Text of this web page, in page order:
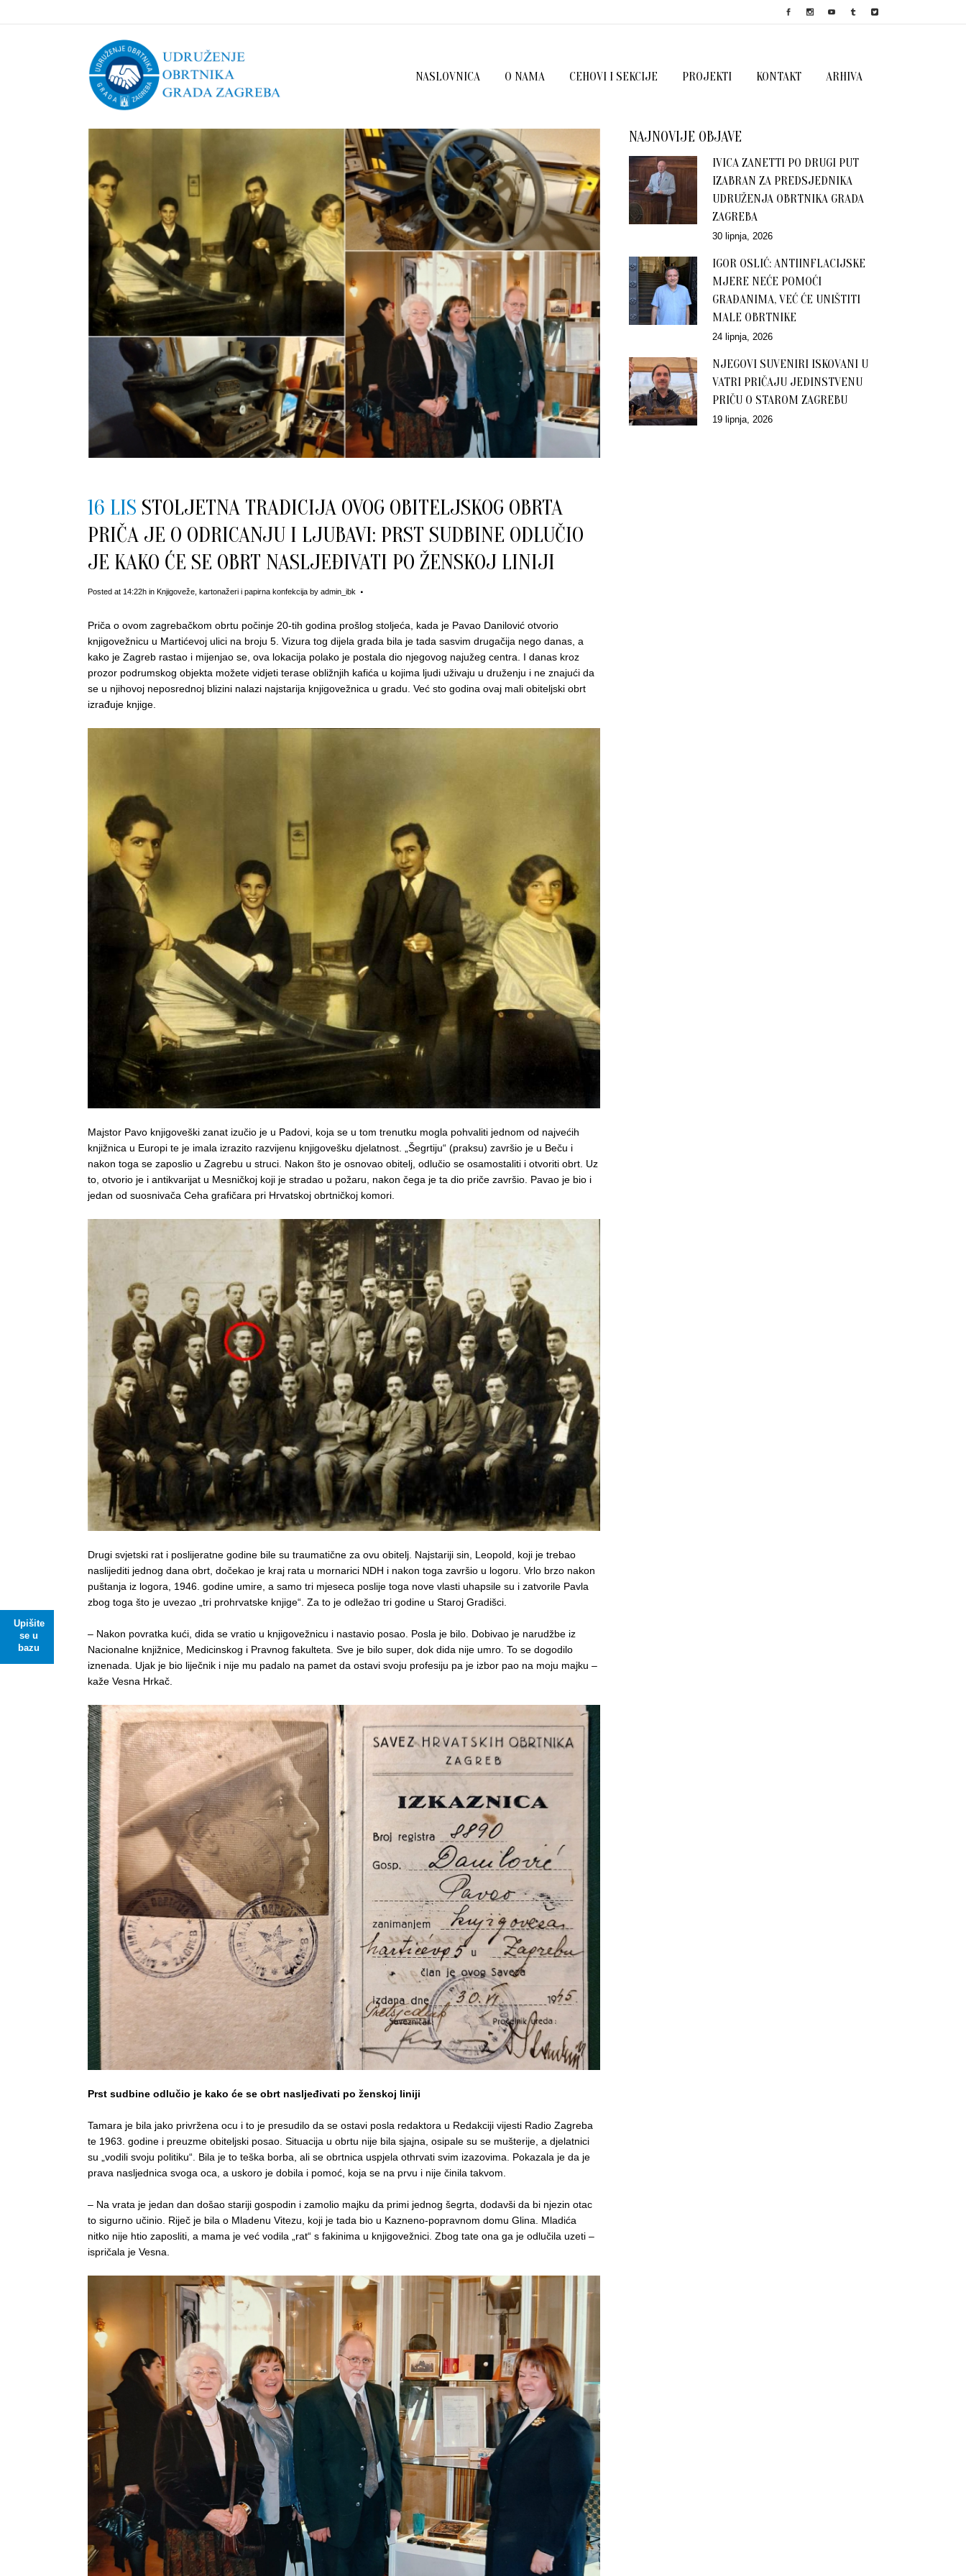
NASLOVNICA O NAMA CEHOVI I SEKCIJE PROJEKTI KONTAKT ARHIVA
Upišite
se u
bazu
16 LIS STOLJETNA TRADICIJA OVOG OBITELJSKOG OBRTA
PRIČA JE O ODRICANJU I LJUBAVI: PRST SUDBINE ODLUČIO
JE KAKO ĆE SE OBRT NASLJEĐIVATI PO ŽENSKOJ LINIJI
Posted at 14:22h in Knjigoveže, kartonažeri i papirna konfekcija by admin_ibk
Priča o ovom zagrebačkom obrtu počinje 20-tih godina prošlog stoljeća, kada je Pavao Danilović otvorio
knjigovežnicu u Martićevoj ulici na broju 5. Vizura tog dijela grada bila je tada sasvim drugačija nego danas, a
kako je Zagreb rastao i mijenjao se, ova lokacija polako je postala dio njegovog najužeg centra. I danas kroz
prozor podrumskog objekta možete vidjeti terase obližnjih kafića u kojima ljudi uživaju u druženju i ne znajući da
se u njihovoj neposrednoj blizini nalazi najstarija knjigovežnica u gradu. Već sto godina ovaj mali obiteljski obrt
izrađuje knjige.
Majstor Pavo knjigoveški zanat izučio je u Padovi, koja se u tom trenutku mogla pohvaliti jednom od najvećih
knjižnica u Europi te je imala izrazito razvijenu knjigovešku djelatnost. „Šegrtiju“ (praksu) završio je u Beču i
nakon toga se zaposlio u Zagrebu u struci. Nakon što je osnovao obitelj, odlučio se osamostaliti i otvoriti obrt. Uz
to, otvorio je i antikvarijat u Mesničkoj koji je stradao u požaru, nakon čega je ta dio priče završio. Pavao je bio i
jedan od suosnivača Ceha grafičara pri Hrvatskoj obrtničkoj komori.
Drugi svjetski rat i poslijeratne godine bile su traumatične za ovu obitelj. Najstariji sin, Leopold, koji je trebao
naslijediti jednog dana obrt, dočekao je kraj rata u mornarici NDH i nakon toga završio u logoru. Vrlo brzo nakon
puštanja iz logora, 1946. godine umire, a samo tri mjeseca poslije toga nove vlasti uhapsile su i zatvorile Pavla
zbog toga što je uvezao „tri prohrvatske knjige“. Za to je odležao tri godine u Staroj Gradišci.
– Nakon povratka kući, dida se vratio u knjigovežnicu i nastavio posao. Posla je bilo. Dobivao je narudžbe iz
Nacionalne knjižnice, Medicinskog i Pravnog fakulteta. Sve je bilo super, dok dida nije umro. To se dogodilo
iznenada. Ujak je bio liječnik i nije mu padalo na pamet da ostavi svoju profesiju pa je izbor pao na moju majku –
kaže Vesna Hrkač.
Prst sudbine odlučio je kako će se obrt nasljeđivati po ženskoj liniji
Tamara je bila jako privržena ocu i to je presudilo da se ostavi posla redaktora u Redakciji vijesti Radio Zagreba
te 1963. godine i preuzme obiteljski posao. Situacija u obrtu nije bila sjajna, osipale su se mušterije, a djelatnici
su „vodili svoju politiku“. Bila je to teška borba, ali se obrtnica uspjela othrvati svim izazovima. Pokazala je da je
prava nasljednica svoga oca, a uskoro je dobila i pomoć, koja se na prvu i nije činila takvom.
– Na vrata je jedan dan došao stariji gospodin i zamolio majku da primi jednog šegrta, dodavši da bi njezin otac
to sigurno učinio. Riječ je bila o Mladenu Vitezu, koji je tada bio u Kazneno-popravnom domu Glina. Mladića
nitko nije htio zaposliti, a mama je već vodila „rat“ s fakinima u knjigovežnici. Zbog tate ona ga je odlučila uzeti –
ispričala je Vesna.
NAJNOVIJE OBJAVE
IVICA ZANETTI PO DRUGI PUT
IZABRAN ZA PREDSJEDNIKA
UDRUŽENJA OBRTNIKA GRADA
ZAGREBA
30 lipnja, 2026
IGOR OSLIĆ: ANTIINFLACIJSKE
MJERE NEĆE POMOĆI
GRAĐANIMA, VEĆ ĆE UNIŠTITI
MALE OBRTNIKE
24 lipnja, 2026
NJEGOVI SUVENIRI ISKOVANI U
VATRI PRIČAJU JEDINSTVENU
PRIČU O STAROM ZAGREBU
19 lipnja, 2026